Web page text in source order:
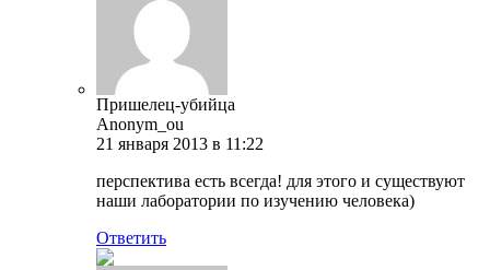
Пришелец-убийца
Anonym_ou
21 января 2013 в 11:22
перспектива есть всегда! для этого и существуют
наши лаборатории по изучению человека)
Ответить